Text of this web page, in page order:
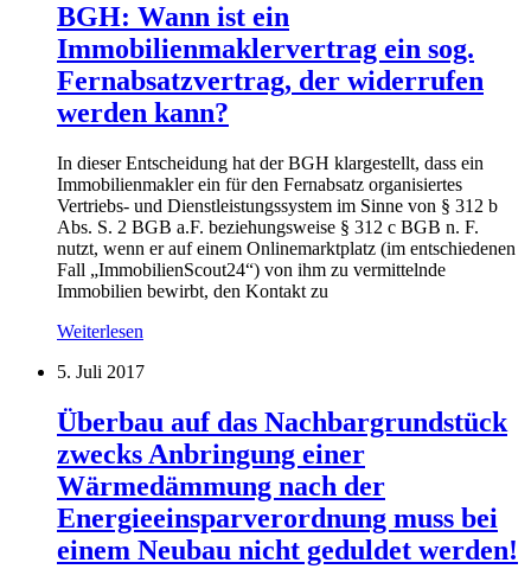
BGH: Wann ist ein
Immobilienmaklervertrag ein sog.
Fernabsatzvertrag, der widerrufen
werden kann?
In dieser Entscheidung hat der BGH klargestellt, dass ein
Immobilienmakler ein für den Fernabsatz organisiertes
Vertriebs- und Dienstleistungssystem im Sinne von § 312 b
Abs. S. 2 BGB a.F. beziehungsweise § 312 c BGB n. F.
nutzt, wenn er auf einem Onlinemarktplatz (im entschiedenen
Fall „ImmobilienScout24“) von ihm zu vermittelnde
Immobilien bewirbt, den Kontakt zu
Weiterlesen
5. Juli 2017
Überbau auf das Nachbargrundstück
zwecks Anbringung einer
Wärmedämmung nach der
Energieeinsparverordnung muss bei
einem Neubau nicht geduldet werden!